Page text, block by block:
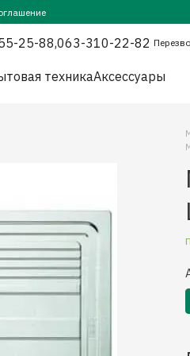
25-88,063-310-22-82
техникаАксессуары